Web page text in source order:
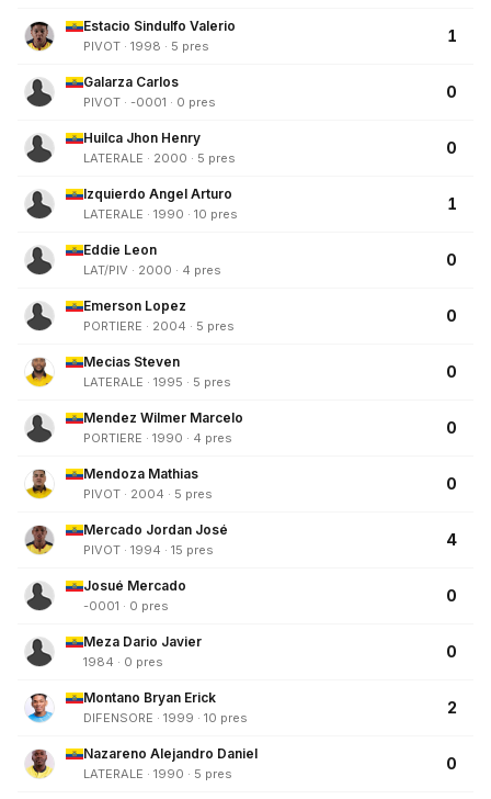
Estacio Sindulfo Valerio
PIVOT · 1998 · 5 pres
1
Galarza Carlos
PIVOT · -0001 · 0 pres
0
Huilca Jhon Henry
LATERALE · 2000 · 5 pres
0
Izquierdo Angel Arturo
LATERALE · 1990 · 10 pres
1
Eddie Leon
LAT/PIV · 2000 · 4 pres
0
Emerson Lopez
PORTIERE · 2004 · 5 pres
0
Mecias Steven
LATERALE · 1995 · 5 pres
0
Mendez Wilmer Marcelo
PORTIERE · 1990 · 4 pres
0
Mendoza Mathias
PIVOT · 2004 · 5 pres
0
Mercado Jordan José
PIVOT · 1994 · 15 pres
4
Josué Mercado
-0001 · 0 pres
0
Meza Dario Javier
1984 · 0 pres
0
Montano Bryan Erick
DIFENSORE · 1999 · 10 pres
2
Nazareno Alejandro Daniel
LATERALE · 1990 · 5 pres
0